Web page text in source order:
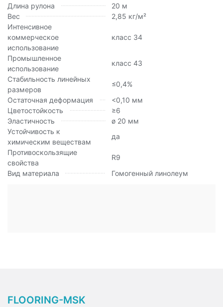
Длина рулона
20 м
Вес
2,85 кг/м²
Интенсивное
коммерческое
использование
класс 34
Промышленное
использование
класс 43
Стабильность линейных
размеров
≤0,4%
Остаточная деформация
<0,10 мм
Цветостойкость
≥6
Эластичность
ø 20 мм
Устойчивость к
химическим веществам
да
Противоскользящие
свойства
R9
Вид материала
Гомогенный линолеум
FLOORING-MSK